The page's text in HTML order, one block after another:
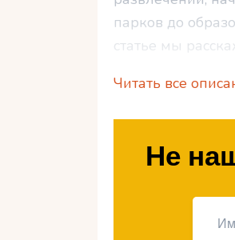
парков до
статье мы
обеспечивают
Читать все
Не